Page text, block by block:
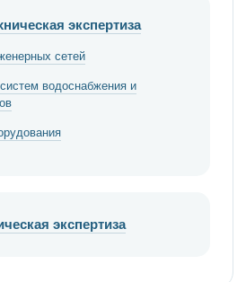
экспертиза
сетей
водоснабжения и
экспертиза